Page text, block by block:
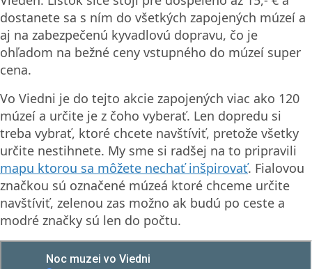
dostanete sa s ním do všetkých zapojených múzeí a
aj na zabezpečenú kyvadlovú dopravu, čo je
ohľadom na bežné ceny vstupného do múzeí super
cena.
Vo Viedni je do tejto akcie zapojených viac ako 120
múzeí a určite je z čoho vyberať. Len dopredu si
treba vybrať, ktoré chcete navštíviť, pretože všetky
určite nestihnete. My sme si radšej na to pripravili
mapu ktorou sa môžete nechať inšpirovať. Fialovou
značkou sú označené múzeá ktoré chceme určite
navštíviť, zelenou zas možno ak budú po ceste a
modré značky sú len do počtu.